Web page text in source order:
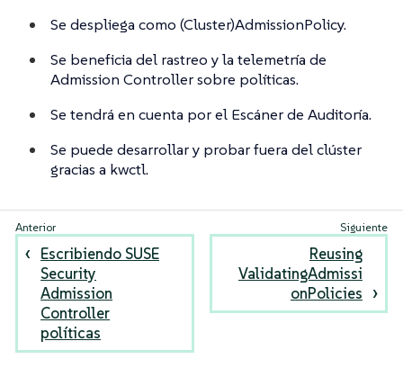
Se despliega como (Cluster)AdmissionPolicy.
Se beneficia del rastreo y la telemetría de
Admission Controller sobre políticas.
Se tendrá en cuenta por el Escáner de Auditoría.
Se puede desarrollar y probar fuera del clúster
gracias a kwctl.
Escribiendo SUSE
Security
Admission
Controller
políticas
Reusing
ValidatingAdmissi
onPolicies